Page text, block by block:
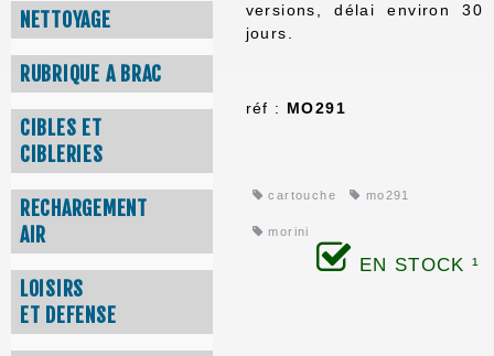
NETTOYAGE
RUBRIQUE A BRAC
CIBLES ET
CIBLERIES
RECHARGEMENT
AIR
LOISIRS
ET DEFENSE
versions, délai environ 30
jours.
réf : MO291
cartouche mo291
morini
EN STOCK ¹